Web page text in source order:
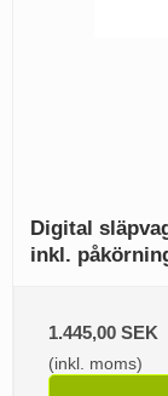
Digital
inkl.
1.445,00 SEK
(inkl. moms)